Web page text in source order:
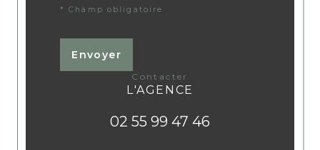
* Champ obligatoire
Envoyer
contacter
L'AGENCE
02 55 99 47 46